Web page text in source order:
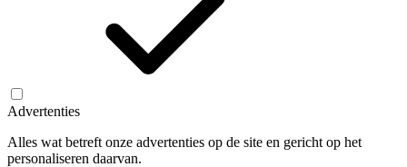
Advertenties
Alles wat betreft onze advertenties op de site en gericht op het
personaliseren daarvan.